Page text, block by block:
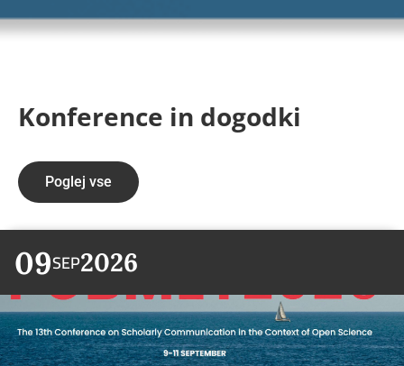
Konference in dogodki
Poglej vse
09SEP2026